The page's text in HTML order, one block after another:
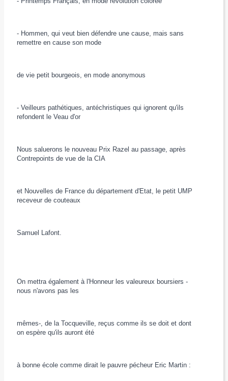
- Hommen, qui veut bien défendre une cause, mais sans
remettre en cause son mode
de vie petit bourgeois, en mode anonymous
- Veilleurs pathétiques, antéchristiques qui ignorent qu'ils
refondent le Veau d'or
Nous saluerons le nouveau Prix Razel au passage, après
Contrepoints de vue de la CIA
et Nouvelles de France du département d'Etat, le petit UMP
receveur de couteaux
Samuel Lafont.
On mettra également à l'Honneur les valeureux boursiers -
nous n'avons pas les
mêmes-, de la Tocqueville, reçus comme ils se doit et dont
on espère qu'ils auront été
à bonne école comme dirait le pauvre pécheur Eric Martin :